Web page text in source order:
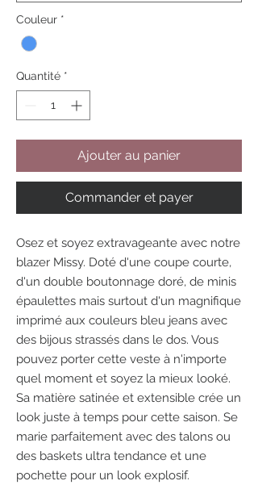
Couleur *
Quantité *
Ajouter au panier
Commander et payer
Osez et soyez extravageante avec notre
blazer Missy. Doté d'une coupe courte,
d'un double boutonnage doré, de minis
épaulettes mais surtout d'un magnifique
imprimé aux couleurs bleu jeans avec
des bijous strassés dans le dos. Vous
pouvez porter cette veste à n'importe
quel moment et soyez la mieux looké.
Sa matière satinée et extensible crée un
look juste à temps pour cette saison. Se
marie parfaitement avec des talons ou
des baskets ultra tendance et une
pochette pour un look explosif.